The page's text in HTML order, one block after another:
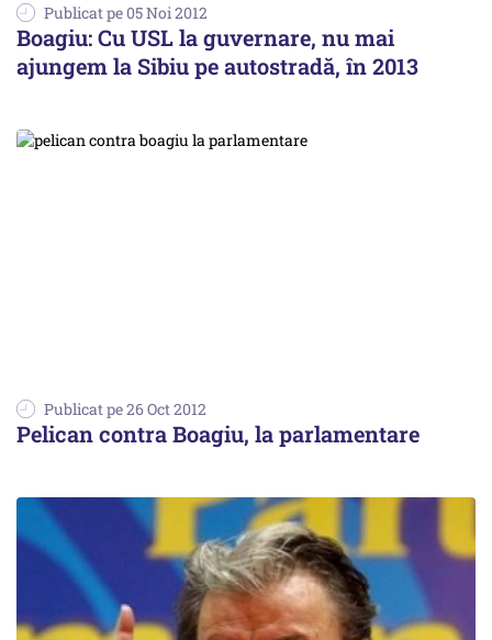
Publicat pe 05 Noi 2012
Boagiu: Cu USL la guvernare, nu mai
ajungem la Sibiu pe autostradă, în 2013
Publicat pe 26 Oct 2012
Pelican contra Boagiu, la parlamentare